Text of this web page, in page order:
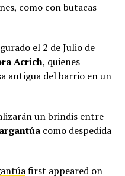
como con butacas
el 2 de Julio de
Acrich, quienes
antigua del barrio en un
un brindis entre
como despedida
first appeared on